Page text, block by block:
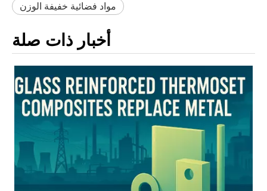
مواد فضائية خفيفة الوزن
أخبار ذات صلة